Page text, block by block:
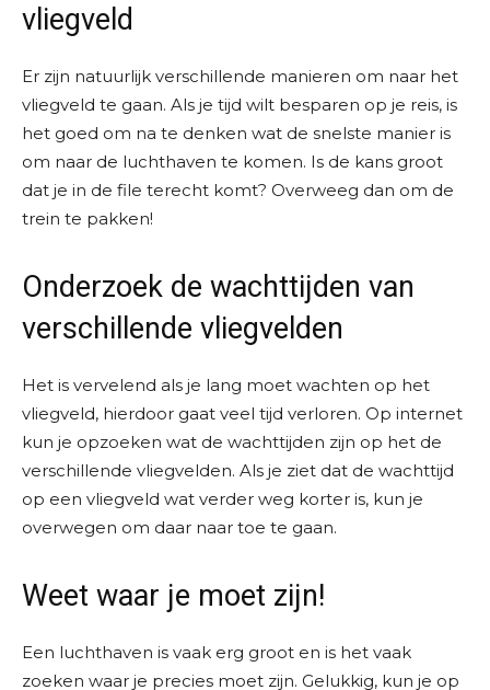
vliegveld
Er zijn natuurlijk verschillende manieren om naar het
vliegveld te gaan. Als je tijd wilt besparen op je reis, is
het goed om na te denken wat de snelste manier is
om naar de luchthaven te komen. Is de kans groot
dat je in de file terecht komt? Overweeg dan om de
trein te pakken!
Onderzoek de wachttijden van
verschillende vliegvelden
Het is vervelend als je lang moet wachten op het
vliegveld, hierdoor gaat veel tijd verloren. Op internet
kun je opzoeken wat de wachttijden zijn op het de
verschillende vliegvelden. Als je ziet dat de wachttijd
op een vliegveld wat verder weg korter is, kun je
overwegen om daar naar toe te gaan.
Weet waar je moet zijn!
Een luchthaven is vaak erg groot en is het vaak
zoeken waar je precies moet zijn. Gelukkig, kun je op